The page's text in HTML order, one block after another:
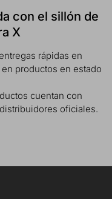
con el sillón de
X
rápidas en
productos en estado
cuentan con
oficiales.